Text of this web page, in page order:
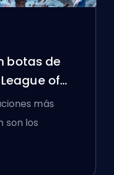
botas de
of
más
son los